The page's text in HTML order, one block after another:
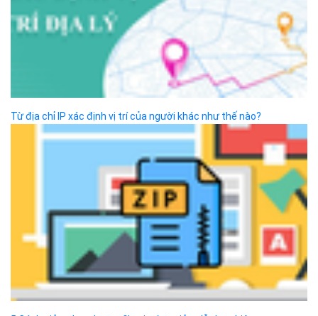
cấp ngày 27/8/2015
Bizfly Cloud CDN
Bizfly Cloud Load Balancer
Bizfly Cloud Simple Storage
Bizfly Cloud Pre-built Application
Bizfly Cloud VPN
Bizfly Cloud Container Registry